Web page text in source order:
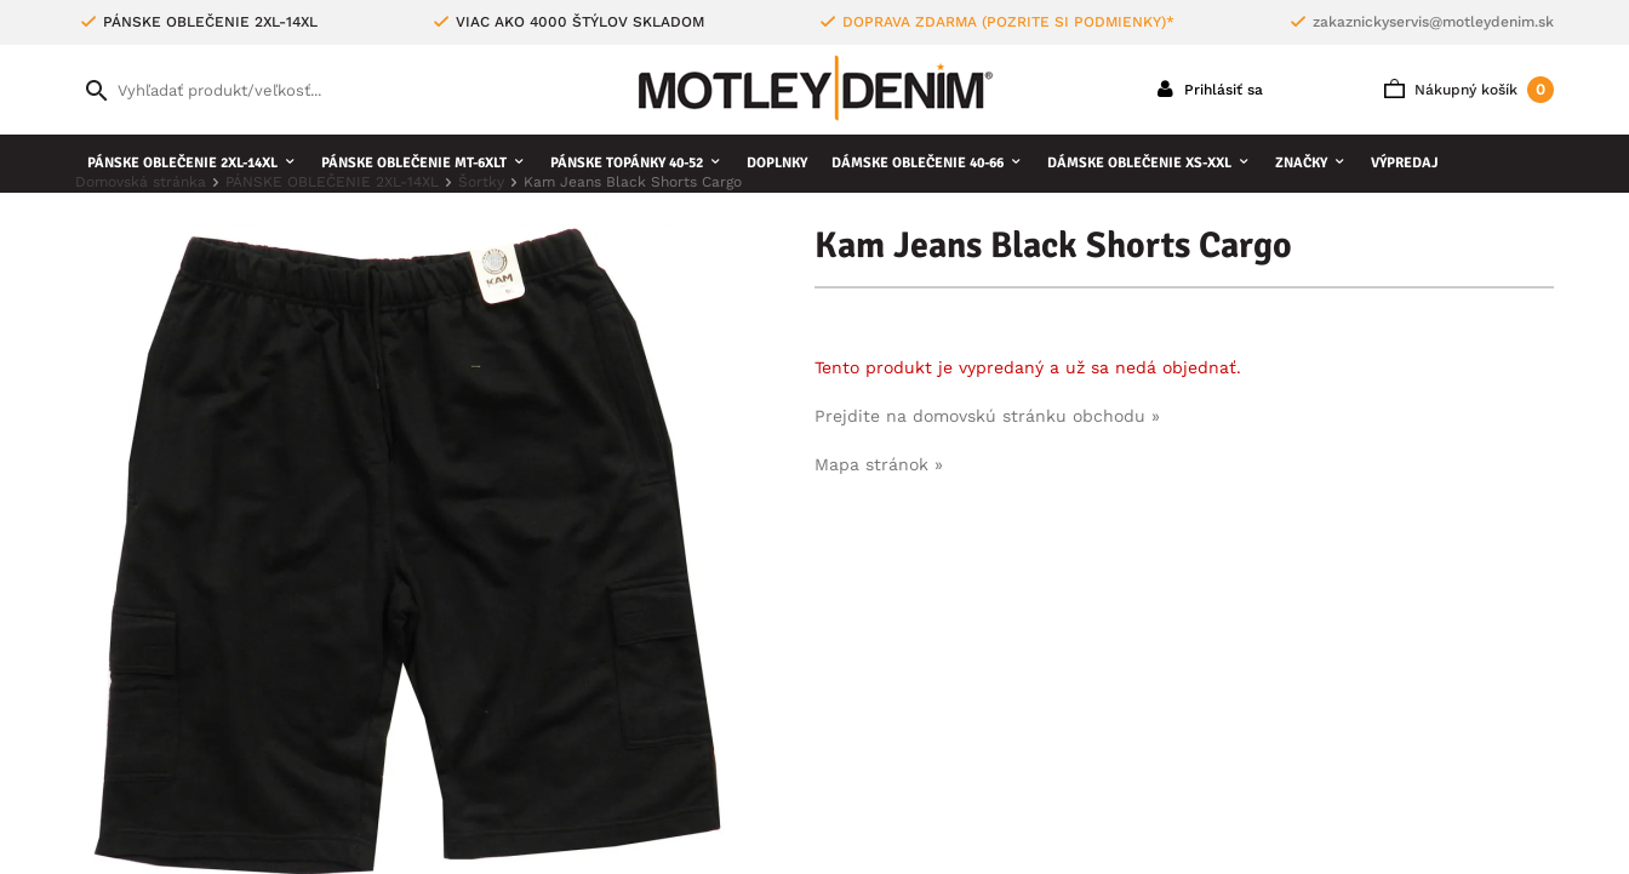
PÁNSKE OBLEČENIE 2XL-14XL VIAC AKO 4000 ŠTÝLOV SKLADOM DOPRAVA ZDARMA (POZRITE SI PODMIENKY)* zakaznickyservis@motleydenim.sk
Nákupný košík 0
Prihlásiť sa
PÁNSKE OBLEČENIE 2XL-14XL PÁNSKE OBLEČENIE MT-6XLT PÁNSKE TOPÁNKY 40-52 DOPLNKY DÁMSKE OBLEČENIE 40-66 DÁMSKE OBLEČENIE XS-XXL ZNAČKY VÝPREDAJ
Domovská stránka PÁNSKE OBLEČENIE 2XL-14XL Šortky Kam Jeans Black Shorts Cargo
Kam Jeans Black Shorts Cargo
Tento produkt je vypredaný a už sa nedá objednať.
Prejdite na domovskú stránku obchodu »
Mapa stránok »